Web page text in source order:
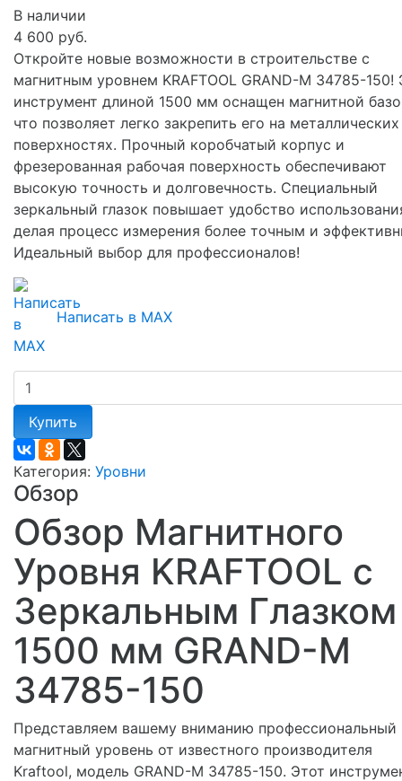
В наличии
4 600 руб.
Откройте новые возможности в строительстве с
магнитным уровнем KRAFTOOL GRAND-M 34785-150!
инструмент длиной 1500 мм оснащен магнитной
что позволяет легко закрепить его на металлических
поверхностях. Прочный коробчатый корпус и
фрезерованная рабочая поверхность обеспечивают
высокую точность и долговечность. Специальный
зеркальный глазок повышает удобство
делая процесс измерения более точным и
Идеальный выбор для профессионалов!
Написать в MAX
Купить
Категория: Уровни
Обзор
Обзор Магнитного
Уровня KRAFTOOL с
Зеркальным Глазком
1500 мм GRAND-M
34785-150
Представляем вашему вниманию профессиональный
магнитный уровень от известного производителя
Kraftool, модель GRAND-M 34785-150. Этот